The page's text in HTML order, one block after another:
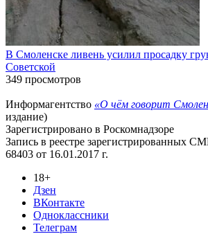
В Смоленске ливень усилил просадку
Советской
349 просмотров
Информагентство «О чём говорит
издание)
Зарегистрировано в Роскомнадзоре
Запись в реестре зарегистрированных
68403 от 16.01.2017 г.
18+
Дзен
ВКонтакте
Одноклассники
Телеграм